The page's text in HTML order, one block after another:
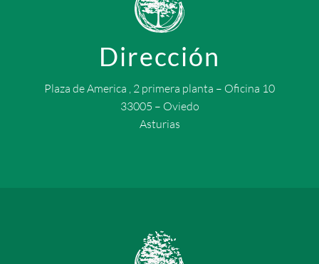
Dirección
Plaza de America , 2 primera planta – Oficina 10
33005 – Oviedo
Asturias